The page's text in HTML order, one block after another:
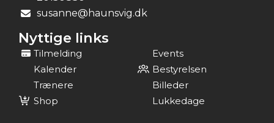
susanne@haunsvig.dk
Nyttige links
Tilmelding
Events
Kalender
Bestyrelsen
Trænere
Billeder
Shop
Lukkedage